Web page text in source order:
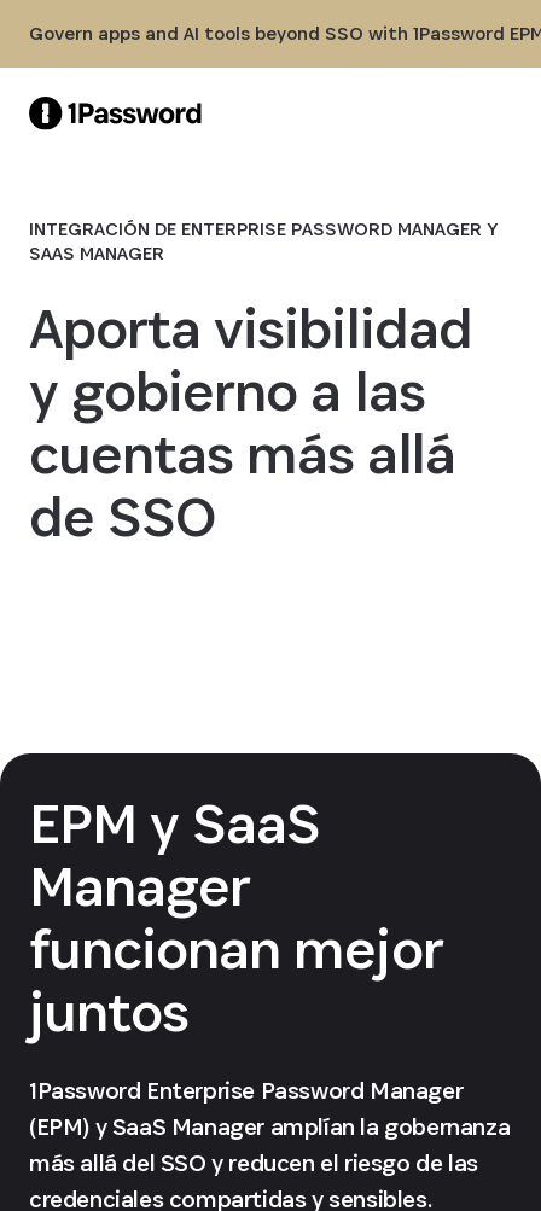
Govern apps and AI tools beyond SSO with 1Password
INTEGRACIÓN DE ENTERPRISE PASSWORD MANAGER Y
SAAS MANAGER
Aporta visibilidad
y gobierno a las
cuentas más allá
de SSO
EPM y SaaS
Manager
funcionan mejor
juntos
1Password Enterprise Password Manager
(EPM) y SaaS Manager amplían la gobernanza
más allá del SSO y reducen el riesgo de las
credenciales compartidas y sensibles.